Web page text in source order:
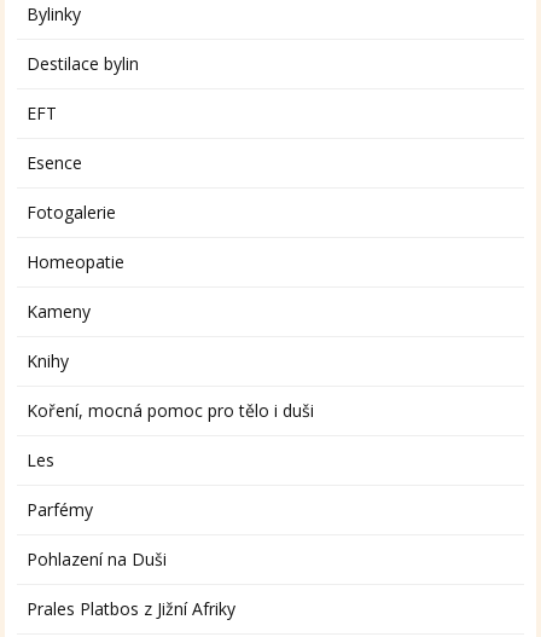
Bylinky
Destilace bylin
EFT
Esence
Fotogalerie
Homeopatie
Kameny
Knihy
Koření, mocná pomoc pro tělo i duši
Les
Parfémy
Pohlazení na Duši
Prales Platbos z Jižní Afriky